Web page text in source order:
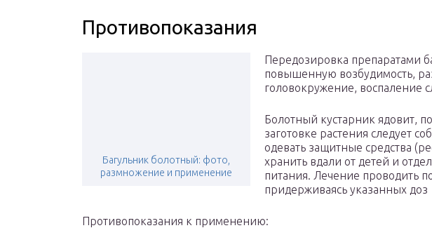
Противопоказания
Багульник болотный: фото,
размножение и применение
Передозировка препаратами
повышенную возбудимость,
головокружение, воспаление
Болотный кустарник ядовит,
заготовке растения следует
одевать защитные средства
хранить вдали от детей и
питания. Лечение проводить
придерживаясь указанных доз
Противопоказания к применению: